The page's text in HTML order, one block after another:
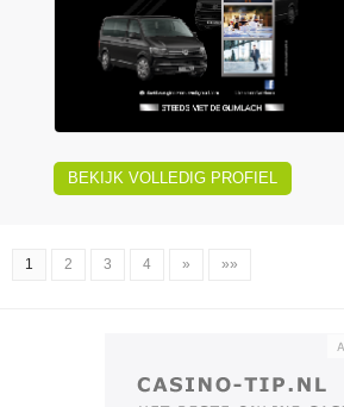
BEKIJK VOLLEDIG PROFIEL
1 2 3 4 » »»